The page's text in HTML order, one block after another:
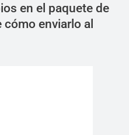
en el paquete de
enviarlo al